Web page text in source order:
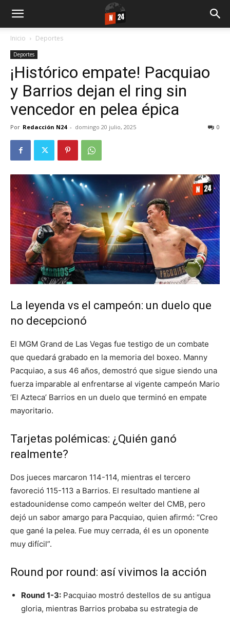
Inicio Deportes
Deportes
¡Histórico empate! Pacquiao
y Barrios dejan el ring sin
vencedor en pelea épica
Por Redacción N24 - domingo 20 julio, 2025 0
La leyenda vs el campeón: un duelo que
no decepcionó
El MGM Grand de Las Vegas fue testigo de un combate
que quedará grabado en la memoria del boxeo. Manny
Pacquiao, a sus 46 años, demostró que sigue siendo una
fuerza imparable al enfrentarse al vigente campeón Mario
‘El Azteca’ Barrios en un duelo que terminó en empate
mayoritario.
Tarjetas polémicas: ¿Quién ganó
realmente?
Dos jueces marcaron 114-114, mientras el tercero
favoreció 115-113 a Barrios. El resultado mantiene al
estadounidense como campeón welter del CMB, pero
dejó un sabor amargo para Pacquiao, quien afirmó: “Creo
que gané la pelea. Fue muy cerrada, él es un oponente
muy difícil”.
Round por round: así vivimos la acción
Round 1-3: Pacquiao mostró destellos de su antigua
gloria, mientras Barrios probaba su estrategia de